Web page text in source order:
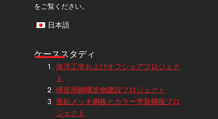
をご覧ください。
日本語
ケーススタディ
海洋工学およびオフショアプロジェク
ト
構造用鋼構造物建設プロジェクト
亜鉛メッキ鋼板とカラー塗装鋼板プロ
ジェクト